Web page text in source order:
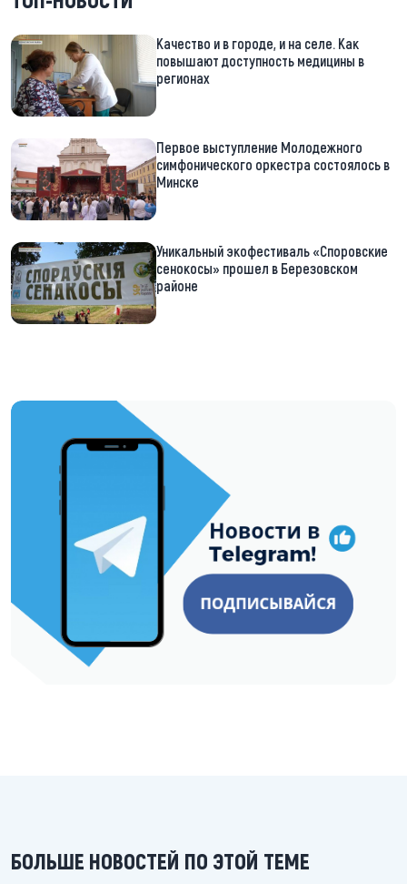
Качество и в городе, и на селе. Как
повышают доступность медицины в
регионах
Первое выступление Молодежного
симфонического оркестра состоялось в
Минске
Уникальный экофестиваль «Споровские
сенокосы» прошел в Березовском
районе
https://t.me/minskctvby
БОЛЬШЕ НОВОСТЕЙ ПО ЭТОЙ ТЕМЕ